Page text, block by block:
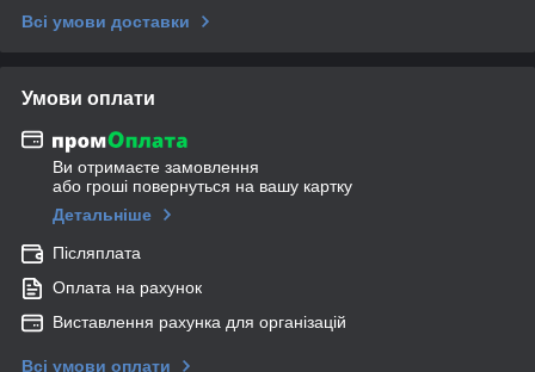
Всі умови доставки
Умови оплати
Ви отримаєте замовлення
або гроші повернуться на вашу картку
Детальніше
Післяплата
Оплата на рахунок
Виставлення рахунка для організацій
Всі умови оплати